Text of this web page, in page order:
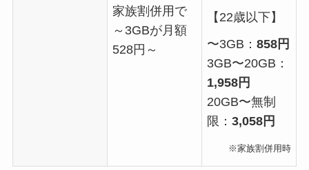
家族割併用で
～3GBが月額
528円～
【22歳以下】
〜3GB：858円
3GB〜20GB：
1,958円
20GB〜無制
限：3,058円
※家族割併用時